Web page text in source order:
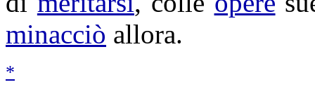
minacciò allora.
*